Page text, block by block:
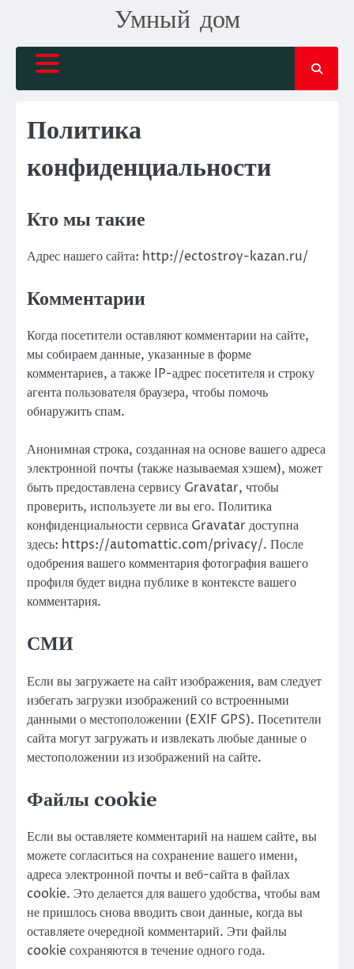
content
Умный дом
Политика
конфиденциальности
Кто мы такие
Адрес нашего сайта: http://ectostroy-kazan.ru/
Комментарии
Когда посетители оставляют комментарии на сайте,
мы собираем данные, указанные в форме
комментариев, а также IP-адрес посетителя и строку
агента пользователя браузера, чтобы помочь
обнаружить спам.
Анонимная строка, созданная на основе вашего адреса
электронной почты (также называемая хэшем), может
быть предоставлена сервису Gravatar, чтобы
проверить, используете ли вы его. Политика
конфиденциальности сервиса Gravatar доступна
здесь: https://automattic.com/privacy/. После
одобрения вашего комментария фотография вашего
профиля будет видна публике в контексте вашего
комментария.
СМИ
Если вы загружаете на сайт изображения, вам следует
избегать загрузки изображений со встроенными
данными о местоположении (EXIF GPS). Посетители
сайта могут загружать и извлекать любые данные о
местоположении из изображений на сайте.
Файлы cookie
Если вы оставляете комментарий на нашем сайте, вы
можете согласиться на сохранение вашего имени,
адреса электронной почты и веб-сайта в файлах
cookie. Это делается для вашего удобства, чтобы вам
не пришлось снова вводить свои данные, когда вы
оставляете очередной комментарий. Эти файлы
cookie сохраняются в течение одного года.